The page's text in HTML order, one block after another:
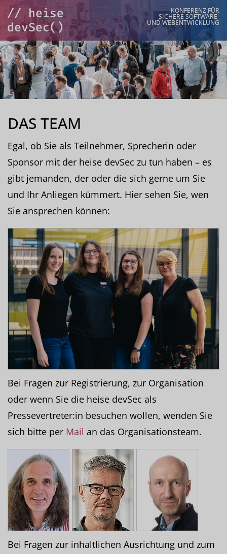
KONFERENZ FÜR
SICHERE SOFTWARE-
UND WEBENTWICKLUNG
DAS TEAM
Egal, ob Sie als Teilnehmer, Sprecherin oder
Sponsor mit der heise devSec zu tun haben – es
gibt jemanden, der oder die sich gerne um Sie
und Ihr Anliegen kümmert. Hier sehen Sie, wen
Sie ansprechen können:
Bei Fragen zur Registrierung, zur Organisation
oder wenn Sie die heise devSec als
Pressevertreter:in besuchen wollen, wenden Sie
sich bitte per Mail an das Organisationsteam.
Bei Fragen zur inhaltlichen Ausrichtung und zum